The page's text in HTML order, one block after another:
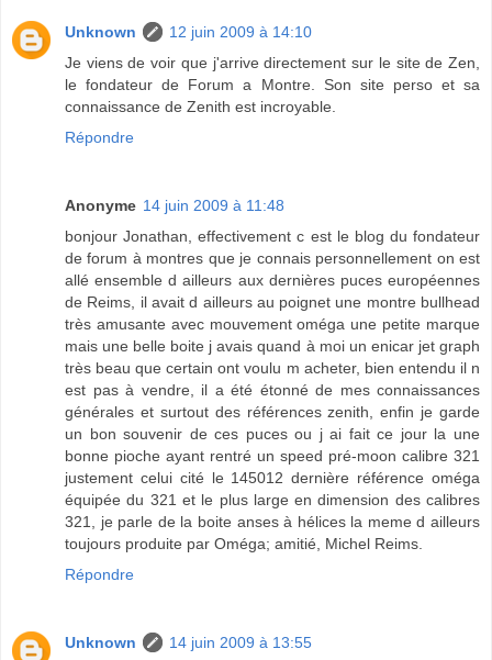
Unknown
12 juin 2009 à 14:10
Je viens de voir que j'arrive directement sur le site de Zen,
le fondateur de Forum a Montre. Son site perso et sa
connaissance de Zenith est incroyable.
Répondre
Anonyme 14 juin 2009 à 11:48
bonjour Jonathan, effectivement c est le blog du fondateur
de forum à montres que je connais personnellement on est
allé ensemble d ailleurs aux dernières puces européennes
de Reims, il avait d ailleurs au poignet une montre bullhead
très amusante avec mouvement oméga une petite marque
mais une belle boite j avais quand à moi un enicar jet graph
très beau que certain ont voulu m acheter, bien entendu il n
est pas à vendre, il a été étonné de mes connaissances
générales et surtout des références zenith, enfin je garde
un bon souvenir de ces puces ou j ai fait ce jour la une
bonne pioche ayant rentré un speed pré-moon calibre 321
justement celui cité le 145012 dernière référence oméga
équipée du 321 et le plus large en dimension des calibres
321, je parle de la boite anses à hélices la meme d ailleurs
toujours produite par Oméga; amitié, Michel Reims.
Répondre
Unknown
14 juin 2009 à 13:55